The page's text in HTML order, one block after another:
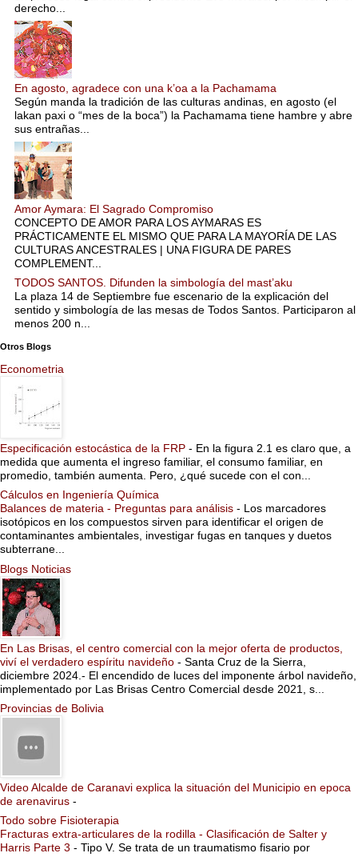
derecho...
En agosto, agradece con una k’oa a la Pachamama
Según manda la tradición de las culturas andinas, en agosto (el
lakan paxi o “mes de la boca”) la Pachamama tiene hambre y abre
sus entrañas...
Amor Aymara: El Sagrado Compromiso
CONCEPTO DE AMOR PARA LOS AYMARAS ES
PRÁCTICAMENTE EL MISMO QUE PARA LA MAYORÍA DE LAS
CULTURAS ANCESTRALES | UNA FIGURA DE PARES
COMPLEMENT...
TODOS SANTOS. Difunden la simbología del mast’aku
La plaza 14 de Septiembre fue escenario de la explicación del
sentido y simbología de las mesas de Todos Santos. Participaron al
menos 200 n...
Otros Blogs
Econometria
Especificación estocástica de la FRP - En la figura 2.1 es claro que, a
medida que aumenta el ingreso familiar, el consumo familiar, en
promedio, también aumenta. Pero, ¿qué sucede con el con...
Cálculos en Ingeniería Química
Balances de materia - Preguntas para análisis - Los marcadores
isotópicos en los compuestos sirven para identificar el origen de
contaminantes ambientales, investigar fugas en tanques y duetos
subterrane...
Blogs Noticias
En Las Brisas, el centro comercial con la mejor oferta de productos,
viví el verdadero espíritu navideño - Santa Cruz de la Sierra,
diciembre 2024.- El encendido de luces del imponente árbol navideño,
implementado por Las Brisas Centro Comercial desde 2021, s...
Provincias de Bolivia
Video Alcalde de Caranavi explica la situación del Municipio en epoca
de arenavirus -
Todo sobre Fisioterapia
Fracturas extra-articulares de la rodilla - Clasificación de Salter y
Harris Parte 3 - Tipo V. Se trata de un traumatismo fisario por